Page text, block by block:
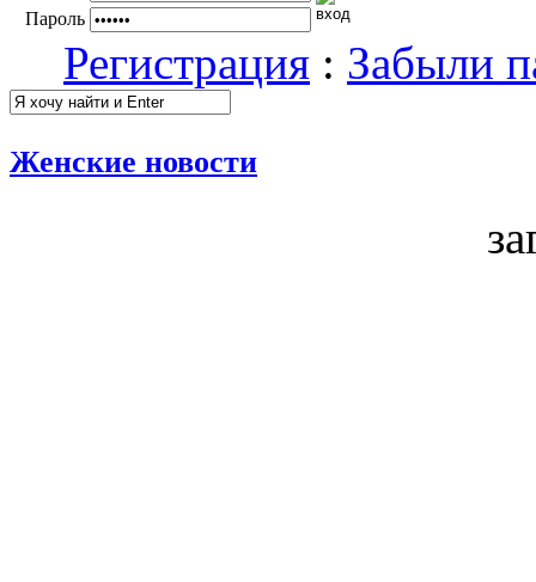
Пароль
Регистрация : Забыли
Женские новости